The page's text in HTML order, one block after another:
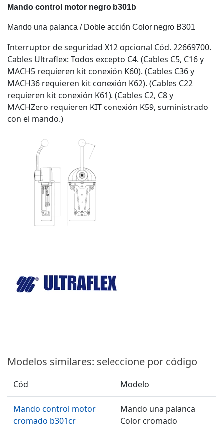
Mando control motor negro b301b
Mando una palanca / Doble acción Color negro B301
Interruptor de seguridad X12 opcional Cód. 22669700.
Cables Ultraflex: Todos excepto C4. (Cables C5, C16 y
MACH5 requieren kit conexión K60). (Cables C36 y
MACH36 requieren kit conexión K62). (Cables C22
requieren kit conexión K61). (Cables C2, C8 y
MACHZero requieren KIT conexión K59, suministrado
con el mando.)
Modelos similares: seleccione por código
Cód Modelo
Mando control motor
cromado b301cr
Mando una palanca
Color cromado